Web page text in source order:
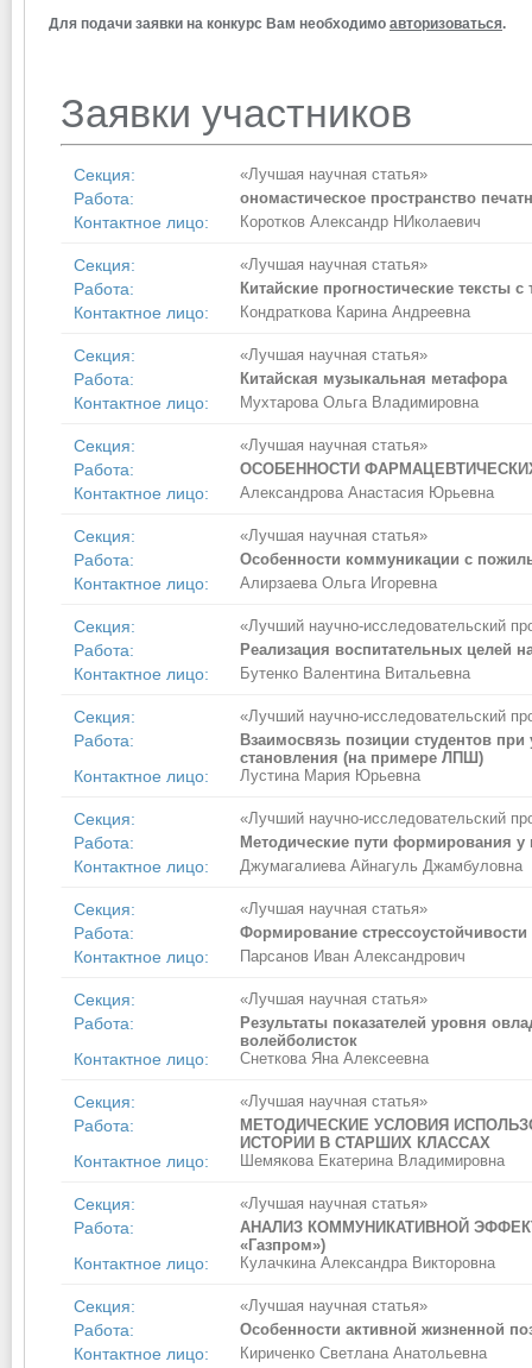
Для подачи заявки на конкурс Вам необходимо авторизоваться.
Заявки участников
Секция: «Лучшая научная статья»
Работа: ономастическое пространство
Контактное лицо: Коротков Александр НИколаевич
Секция: «Лучшая научная статья»
Работа: Китайские прогностические тексты
Контактное лицо: Кондраткова Карина Андреевна
Секция: «Лучшая научная статья»
Работа: Китайская музыкальная метафора
Контактное лицо: Мухтарова Ольга Владимировна
Секция: «Лучшая научная статья»
Работа: ОСОБЕННОСТИ
Контактное лицо: Александрова Анастасия Юрьевна
Секция: «Лучшая научная статья»
Работа: Особенности коммуникации с
Контактное лицо: Алирзаева Ольга Игоревна
Секция: «Лучший научно-исследовательский
Работа: Реализация воспитательных целей
Контактное лицо: Бутенко Валентина Витальевна
Секция: «Лучший научно-исследовательский
Работа:
Взаимосвязь позиции студентов
становления (на примере ЛПШ)
Контактное лицо: Лустина Мария Юрьевна
Секция: «Лучший научно-исследовательский
Работа: Методические пути формирования у
Контактное лицо: Джумагалиева Айнагуль Джамбуловна
Секция: «Лучшая научная статья»
Работа: Формирование
Контактное лицо: Парсанов Иван Александрович
Секция: «Лучшая научная статья»
Работа:
Результаты показателей уровня
волейболисток
Контактное лицо: Снеткова Яна Алексеевна
Секция: «Лучшая научная статья»
Работа:
МЕТОДИЧЕСКИЕ УСЛОВИЯ
ИСТОРИИ В СТАРШИХ КЛАССАХ
Контактное лицо: Шемякова Екатерина Владимировна
Секция: «Лучшая научная статья»
Работа:
АНАЛИЗ КОММУНИКАТИВНОЙ
«Газпром»)
Контактное лицо: Кулачкина Александра Викторовна
Секция: «Лучшая научная статья»
Работа: Особенности активной жизненной
Контактное лицо: Кириченко Светлана Анатольевна